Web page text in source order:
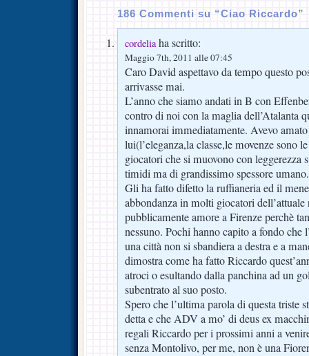
186 Commenti su “Ciao Riccardo”
cordeliaha scritto:
Maggio 7th, 2011 alle 07:45
Caro David aspettavo da tempo questo
arrivasse mai.
L’anno che siamo andati in B con
contro di noi con la maglia dell’Atalanta
innamorai immediatamente. Avevo
lui(l’eleganza,la classe,le movenze sono
giocatori che si muovono con leggerezza
timidi ma di grandissimo spessore umano.
Gli ha fatto difetto la ruffianeria ed il
abbondanza in molti giocatori dell’attuale
pubblicamente amore a Firenze perchè
nessuno. Pochi hanno capito a fondo che
una città non si sbandiera a destra e a
dimostra come ha fatto Riccardo
atroci o esultando dalla panchina ad un
subentrato al suo posto.
Spero che l’ultima parola di questa triste
detta e che ADV a mo’ di deus ex
regali Riccardo per i prossimi anni a
senza Montolivo, per me, non è una